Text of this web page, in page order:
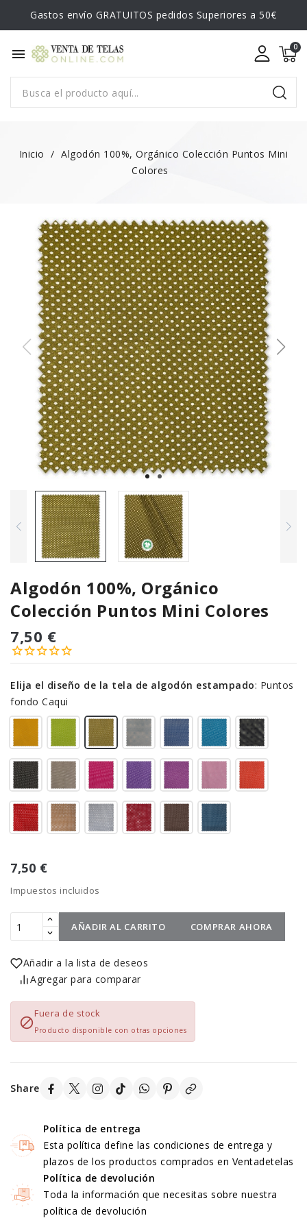
Gastos envío GRATUITOS pedidos Superiores a 50€
menu
Inicio
Algodón 100%, Orgánico Colección Puntos Mini
Colores
Algodón 100%, Orgánico
Colección Puntos Mini Colores
7,50 €
Elija el diseño de la tela de algodón estampado: Puntos
fondo Caqui
7,50 €
Impuestos incluidos
AÑADIR AL CARRITO COMPRAR AHORA
Añadir a la lista de deseos
Agregar para comparar

Fuera de stock
Producto disponible con otras opciones
Share
Política de entrega
Esta política define las condiciones de entrega y
plazos de los productos comprados en Ventadetelas
Política de devolución
Toda la información que necesitas sobre nuestra
política de devolución